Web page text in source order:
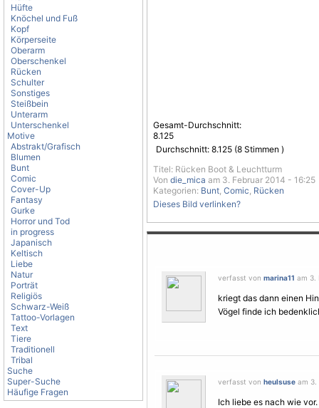
Hüfte
Knöchel und Fuß
Kopf
Körperseite
Oberarm
Oberschenkel
Rücken
Schulter
Sonstiges
Steißbein
Unterarm
Unterschenkel
Motive
Abstrakt/Grafisch
Blumen
Bunt
Comic
Cover-Up
Fantasy
Gurke
Horror und Tod
in progress
Japanisch
Keltisch
Liebe
Natur
Porträt
Religiös
Schwarz-Weiß
Tattoo-Vorlagen
Text
Tiere
Traditionell
Tribal
Suche
Super-Suche
Häufige Fragen
Gesamt-Durchschnitt:
8.125
Durchschnitt: 8.125 (8 Stimmen )
Titel: Rücken Boot & Leuchtturm
Von die_mica am 3. Februar 2014 - 16:25
Kategorien: Bunt, Comic, Rücken
Dieses Bild verlinken?
verfasst von marina11 am 3.
kriegt das dann einen
Vögel finde ich
verfasst von heulsuse am 3.
Ich liebe es nach wie